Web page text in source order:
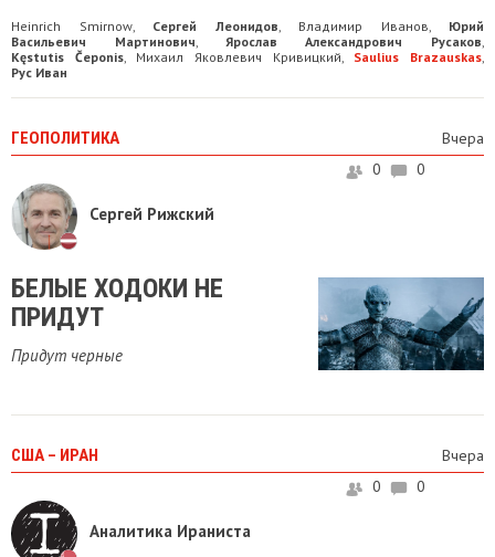
Heinrich Smirnow, Сергей Леонидов, Владимир Иванов, Юрий
Васильевич Мартинович, Ярослав Александрович Русаков,
Kęstutis Čeponis, Михаил Яковлевич Кривицкий, Saulius Brazauskas,
Рус Иван
ГЕОПОЛИТИКА Вчера
Сергей Рижский
0 0
БЕЛЫЕ ХОДОКИ НЕ
ПРИДУТ
Придут черные
США – ИРАН Вчера
Аналитика Ираниста
0 0